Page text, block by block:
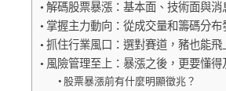
解碼股票暴漲：基本面、技術面與消
掌握主力動向：從成交量和籌碼分布
抓住行業風口：選對賽道，豬也能飛
風險管理至上：暴漲之後，更要懂得
股票暴漲前有什麼明顯徵兆？